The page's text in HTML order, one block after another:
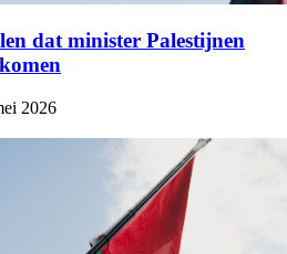
dat minister Palestijnen
2026